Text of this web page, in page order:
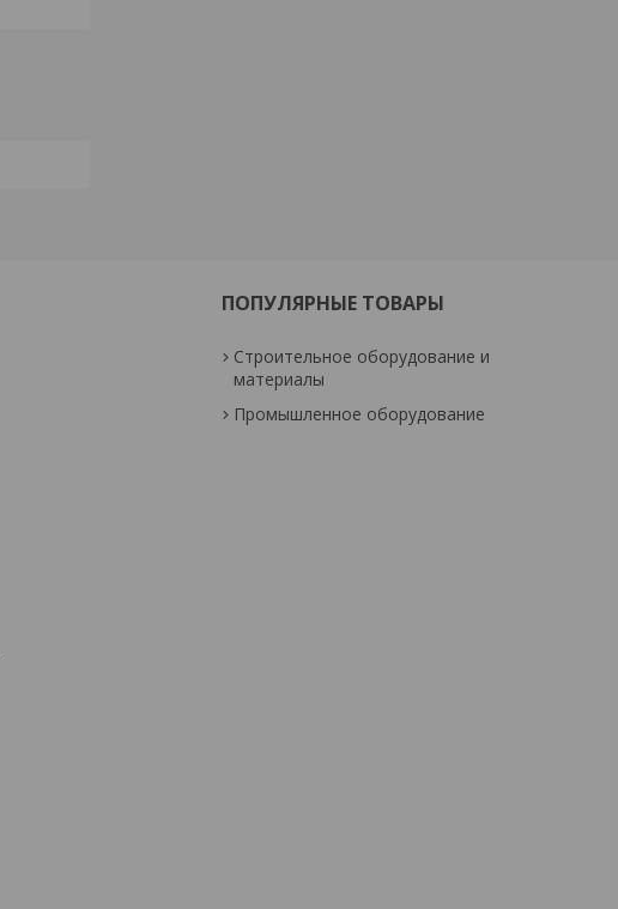
ПОПУЛЯРНЫЕ ТОВАРЫ
Строительное оборудование и
материалы
Промышленное оборудование